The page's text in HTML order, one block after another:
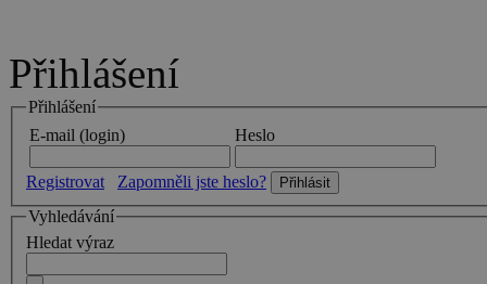
Přihlášení
Přihlášení
E-mail (login)
Heslo
Registrovat
Zapomněli jste heslo?
Vyhledávání
Hledat výraz